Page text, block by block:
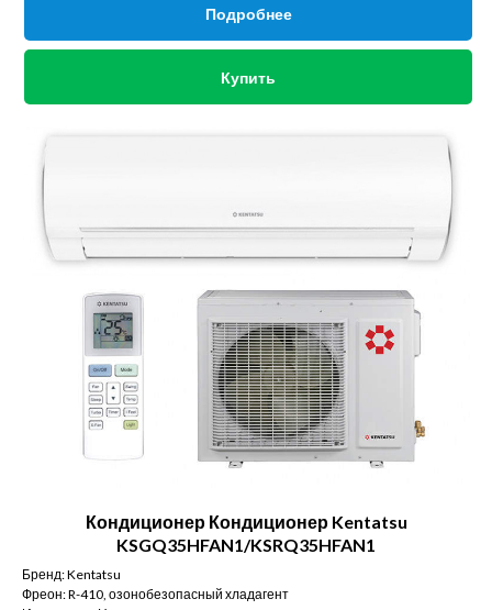
Подробнее
Купить
Кондиционер Кондиционер Kentatsu
KSGQ35HFAN1/KSRQ35HFAN1
Бренд: Kentatsu
Фреон: R-410, озонобезопасный хладагент